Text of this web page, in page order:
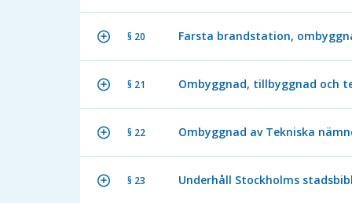
§ 20 Farsta brandstation,
§ 21 Ombyggnad, tillbyggnad och
§ 22 Ombyggnad av Tekniska
§ 23 Underhåll Stockholms